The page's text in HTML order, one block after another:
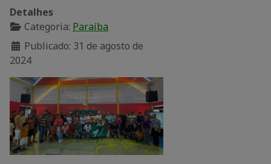
Detalhes
Categoria: Paraíba
Publicado: 31 de agosto de
2024